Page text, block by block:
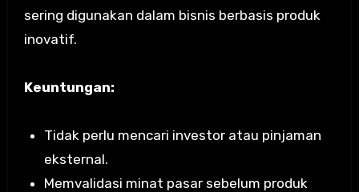
sering digunakan dalam bisnis berbasis produk
inovatif.
Keuntungan:
Tidak perlu mencari investor atau pinjaman
eksternal.
Memvalidasi minat pasar sebelum produk